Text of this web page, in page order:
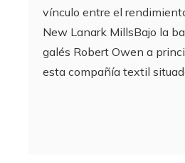
vínculo entre el
New Lanark MillsBajo la
galés Robert Owen a
esta compañía textil